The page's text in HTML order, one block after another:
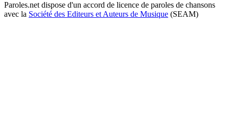
Paroles.net dispose d'un accord de licence de paroles de chansons
avec la Société des Editeurs et Auteurs de Musique (SEAM)